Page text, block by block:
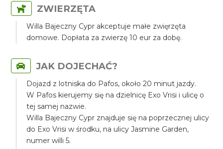
ZWIERZĘTA
Willa Bajeczny Cypr akceptuje małe zwięrzęta
domowe. Dopłata za zwierzę 10 eur za dobę.
JAK DOJECHAĆ?
Dojazd z lotniska do Pafos, około 20 minut jazdy.
W Pafos kierujemy się na dzielnicę Exo Vrisi i ulicę o
tej samej nazwie.
Willa Bajeczny Cypr znajduje się na poprzecznej ulicy
do Exo Vrisi w środku, na ulicy Jasmine Garden,
numer willi 5.